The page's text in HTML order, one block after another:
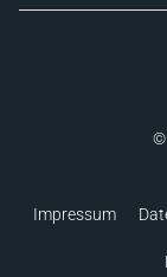
©
Impressum